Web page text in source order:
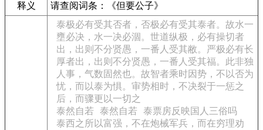
释义
请查阅词条： 《但要公子》
泰极必有受其否者，否极必有受其泰者。故水一
壅必决，水一决必涸。世道纵极，必有操切者
出，出则不分贤愚，一番人受其敝。严极必有长
厚者出，出则不分贤愚，一番人受其福。此非独
人事，气数固然也。故智者乘时因势，不以否为
忧，而以泰为惧。审势相时，不决裂于一惩之
后，而骤更以一切之
泰然自若 泰然自若 泰票房反映国人三俗吗
泰西之所以富强，不在炮械军兵，而在穷理劝